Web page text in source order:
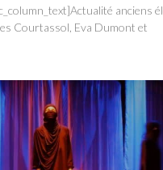
anciens
Courtassol, Eva Dumont et